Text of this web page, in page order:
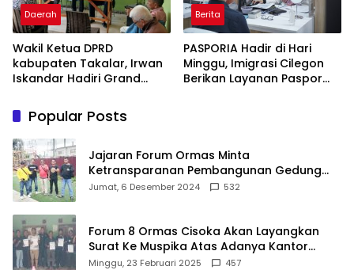
Daerah
Wakil Ketua DPRD
kabupaten Takalar, Irwan
Iskandar Hadiri Grand
Pertama di Takalar,
Melayani Terapis Gratis
untuk Pasien Dhuafa dan
umum.
Berita
PASPORIA Hadir di Hari
Minggu, Imigrasi Cilegon
Berikan Layanan Paspor
Popular Posts
Jajaran Forum Ormas Minta
Ketransparanan Pembangunan Gedung
Damkar Di Kecamatan Cisoka
Jumat, 6 Desember 2024 532
Forum 8 Ormas Cisoka Akan Layangkan
Surat Ke Muspika Atas Adanya Kantor
Matel di Cisoka
Minggu, 23 Februari 2025 457